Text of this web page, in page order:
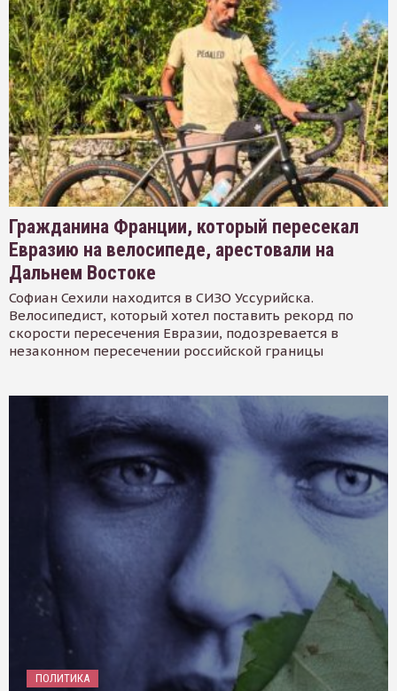
Гражданина Франции, который пересекал
Евразию на велосипеде, арестовали на
Дальнем Востоке
Софиан Сехили находится в СИЗО Уссурийска.
Велосипедист, который хотел поставить рекорд по
скорости пересечения Евразии, подозревается в
незаконном пересечении российской границы
ПОЛИТИКА